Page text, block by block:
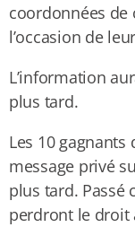
coordonnées de
l’occasion de
L’information
plus tard.
Les 10
message privé
plus tard. Passé
perdront le droit